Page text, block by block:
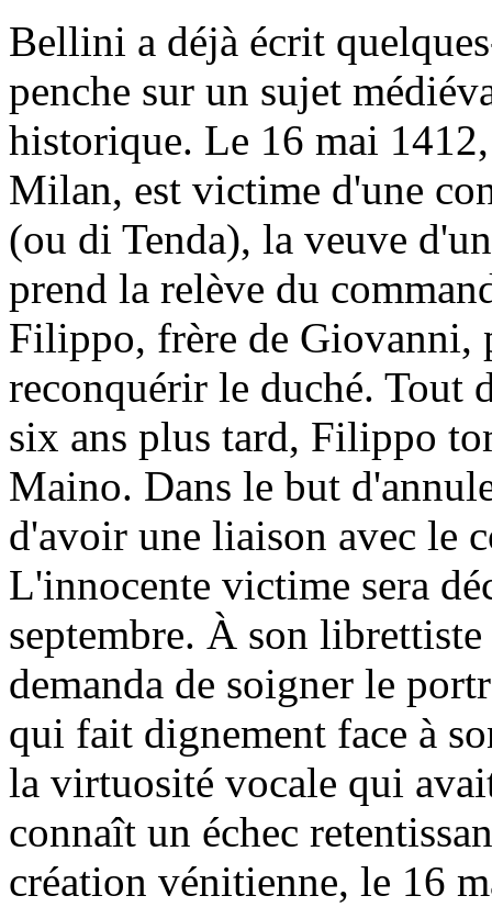
Bellini a déjà écrit
penche sur un sujet
historique. Le 16 mai
Milan, est victime d'une
(ou di Tenda), la veuve
prend la relève du
Filippo, frère de Giovanni,
reconquérir le duché. Tout
six ans plus tard, Filippo
Maino. Dans le but
d'avoir une liaison avec le
L'innocente victime sera
septembre. À son
demanda de soigner le
qui fait dignement face à
la virtuosité vocale qui
connaît un échec
création vénitienne, le 16